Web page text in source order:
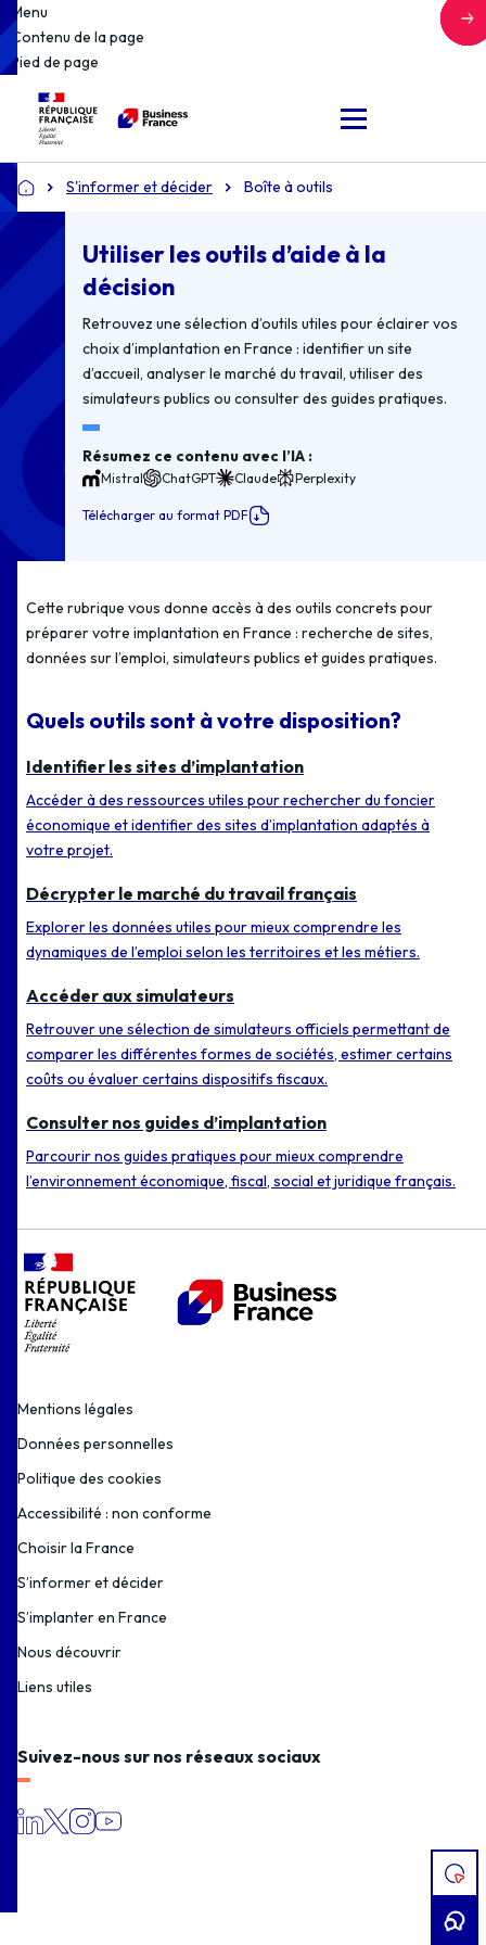
Menu
Contenu de la page
Pied de page
J’AI
UN
Accueil S'informer et décider Boîte à outils
Utiliser les outils d’aide à la
décision
Retrouvez une sélection d’outils utiles pour éclairer vos
choix d’implantation en France : identifier un site
d’accueil, analyser le marché du travail, utiliser des
simulateurs publics ou consulter des guides pratiques.
Résumez ce contenu avec l’IA :
Mistral ChatGPT Claude Perplexity
Télécharger au format PDF
Cette rubrique vous donne accès à des outils concrets pour
préparer votre implantation en France : recherche de sites,
données sur l’emploi, simulateurs publics et guides pratiques.
Quels outils sont à votre disposition?
Identifier les sites d’implantation
Accéder à des ressources utiles pour rechercher du foncier
économique et identifier des sites d’implantation adaptés à
votre projet.
Décrypter le marché du travail français
Explorer les données utiles pour mieux comprendre les
dynamiques de l’emploi selon les territoires et les métiers.
Accéder aux simulateurs
Retrouver une sélection de simulateurs officiels permettant de
comparer les différentes formes de sociétés, estimer certains
coûts ou évaluer certains dispositifs fiscaux.
Consulter nos guides d’implantation
Parcourir nos guides pratiques pour mieux comprendre
l’environnement économique, fiscal, social et juridique français.
Mentions légales
Données personnelles
Politique des cookies
Accessibilité : non conforme
Choisir la France
S’informer et décider
S’implanter en France
Nous découvrir
Liens utiles
Suivez-nous sur nos réseaux sociaux